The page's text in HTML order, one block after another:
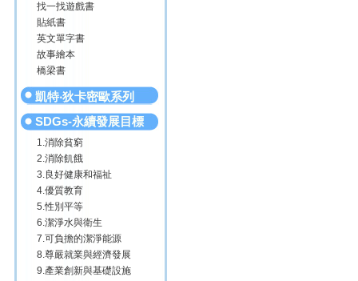
找一找遊戲書
貼紙書
英文單字書
故事繪本
橋梁書
凱特‧狄卡密歐系列
SDGs-永續發展目標
1.消除貧窮
2.消除飢餓
3.良好健康和福祉
4.優質教育
5.性別平等
6.潔淨水與衛生
7.可負擔的潔淨能源
8.尊嚴就業與經濟發展
9.產業創新與基礎設施